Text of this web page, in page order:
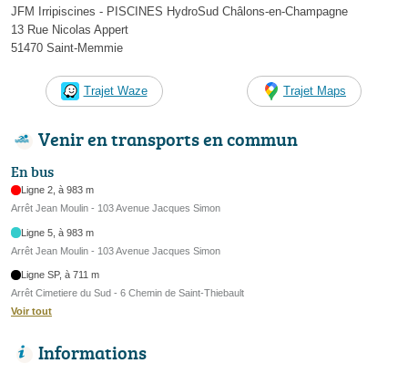
JFM Irripiscines - PISCINES HydroSud Châlons-en-Champagne
13 Rue Nicolas Appert
51470 Saint-Memmie
Trajet Waze Trajet Maps
Venir en transports en commun
En bus
Ligne 2, à 983 m
Arrêt Jean Moulin - 103 Avenue Jacques Simon
Ligne 5, à 983 m
Arrêt Jean Moulin - 103 Avenue Jacques Simon
Ligne SP, à 711 m
Arrêt Cimetiere du Sud - 6 Chemin de Saint-Thiebault
Voir tout
Informations